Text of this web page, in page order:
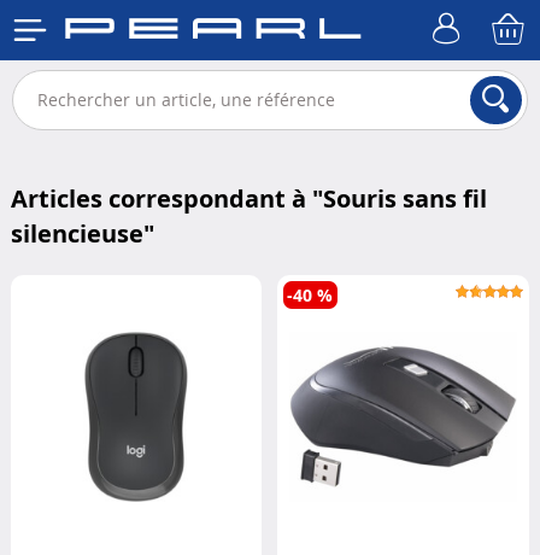
Articles correspondant à "Souris sans fil
silencieuse"
-40 %